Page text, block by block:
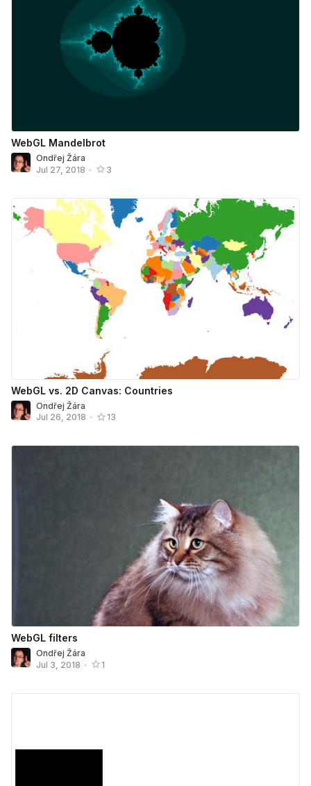
WebGL Mandelbrot
Ondřej Žára
Jul 27, 2018 • 3
WebGL vs. 2D Canvas: Countries
Ondřej Žára
Jul 26, 2018 • 13
WebGL filters
Ondřej Žára
Jul 3, 2018 • 1